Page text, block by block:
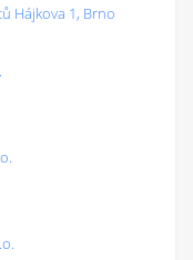
Hájkova 1, Brno